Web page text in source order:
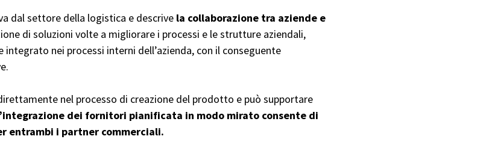
dal settore della logistica e descrive la collaborazione tra aziende e
di soluzioni volte a migliorare i processi e le strutture aziendali,
nei processi interni dell’azienda, con il conseguente
nel processo di creazione del prodotto e può supportare
dei fornitori pianificata in modo mirato consente di
entrambi i partner commerciali.